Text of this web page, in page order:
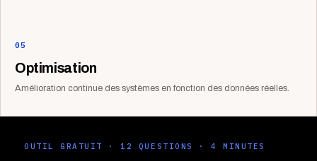
05
Optimisation
Amélioration continue des systèmes en fonction des données réelles.
OUTIL GRATUIT · 12 QUESTIONS · 4 MINUTES